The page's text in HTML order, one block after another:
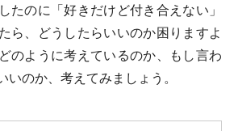
たのに「好きだけど付き合えない」
ら、どうしたらいいのか困りますよ
のように考えているのか、もし言わ
いのか、考えてみましょう。